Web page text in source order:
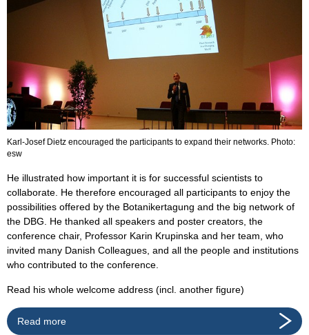
Karl-Josef Dietz encouraged the participants to expand their networks. Photo:
esw
He illustrated how important it is for successful scientists to
collaborate. He therefore encouraged all participants to enjoy the
possibilities offered by the Botanikertagung and the big network of
the DBG. He thanked all speakers and poster creators, the
conference chair, Professor Karin Krupinska and her team, who
invited many Danish Colleagues, and all the people and institutions
who contributed to the conference.
Read his whole welcome address (incl. another figure)
Read more